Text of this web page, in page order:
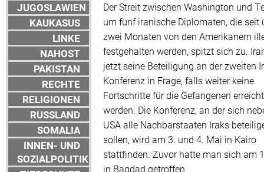
JUGOSLAWIEN
KAUKASUS
LINKE
NAHOST
PAKISTAN
RECHTE
RELIGIONEN
RUSSLAND
SOMALIA
INNEN- UND
SOZIALPOLITIK
Der Streit zwischen Washington und
um fünf iranische Diplomaten, die seit
zwei Monaten von den Amerikanern
festgehalten werden, spitzt sich zu.
jetzt seine Beteiligung an der zweiten
Konferenz in Frage, falls weiter keine
Fortschritte für die Gefangenen erreicht
werden. Die Konferenz, an der sich
USA alle Nachbarstaaten Iraks
sollen, wird am 3. und 4. Mai in Kairo
stattfinden. Zuvor hatte man sich am
in Bagdad getroffen.